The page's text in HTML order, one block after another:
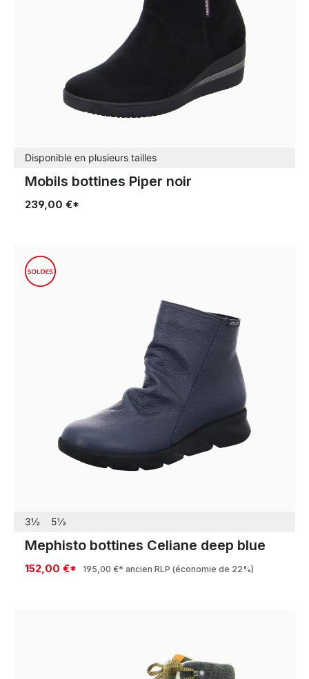
Disponible en plusieurs tailles
Mobils bottines Piper noir
239,00 €*
3½ 5½
Mephisto bottines Celiane deep blue
152,00 €* 195,00 €* ancien RLP (économie de 22%)